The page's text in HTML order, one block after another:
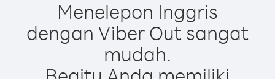
Menelepon Inggris
dengan Viber Out sangat
mudah.